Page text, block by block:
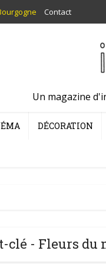
Contact
Un magazine
DÉCORATION
clé - Fleurs du